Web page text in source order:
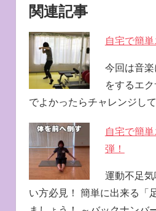
関連記事
自宅で簡
今回は音
をするエ
でよかったらチャレンジし
自宅で簡
弾！
運動不足
い方必見！ 簡単に出来る「